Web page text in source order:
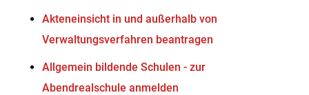
Akteneinsicht in und außerhalb von
Verwaltungsverfahren beantragen
Allgemein bildende Schulen - zur
Abendrealschule anmelden